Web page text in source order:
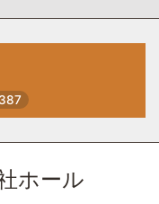
387
ホール